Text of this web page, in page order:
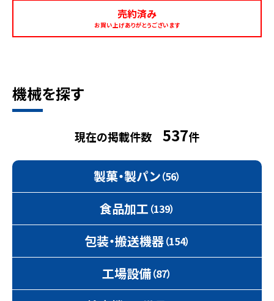
売約済み
お買い上げありがとうございます
機械を探す
現在の掲載件数 537件
製菓・製パン（56）
食品加工 （139）
包装・搬送機器（154）
工場設備（87）